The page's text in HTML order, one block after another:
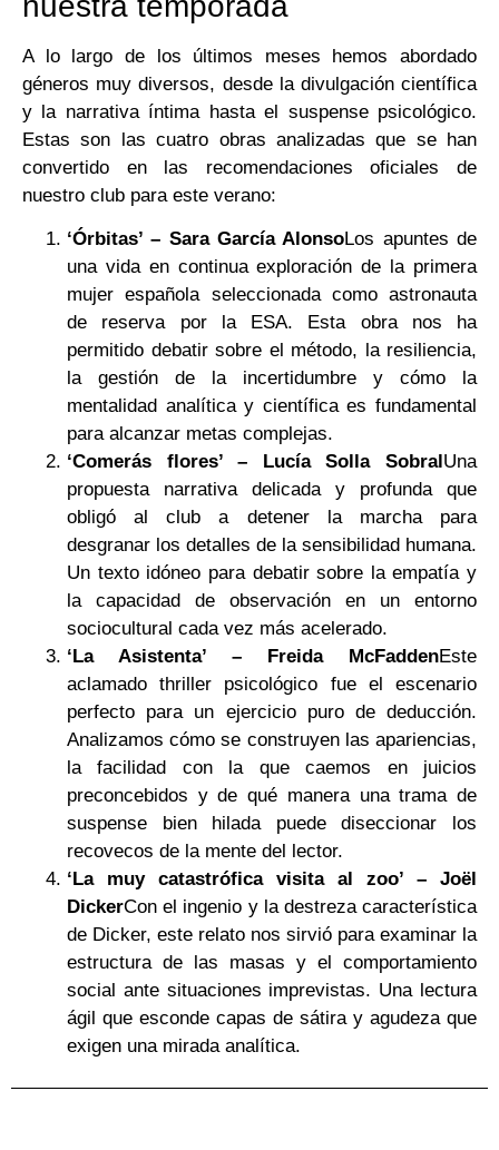
A lo largo de los últimos meses hemos abordado
géneros muy diversos, desde la divulgación científica
y la narrativa íntima hasta el suspense psicológico.
Estas son las cuatro obras analizadas que se han
convertido en las recomendaciones oficiales de
nuestro club para este verano:
‘Órbitas’ – Sara García AlonsoLos apuntes de
una vida en continua exploración de la primera
mujer española seleccionada como astronauta
de reserva por la ESA. Esta obra nos ha
permitido debatir sobre el método, la resiliencia,
la gestión de la incertidumbre y cómo la
mentalidad analítica y científica es fundamental
para alcanzar metas complejas.
‘Comerás flores’ – Lucía Solla Sobral Una
propuesta narrativa delicada y profunda que
obligó al club a detener la marcha para
desgranar los detalles de la sensibilidad humana.
Un texto idóneo para debatir sobre la empatía y
la capacidad de observación en un entorno
sociocultural cada vez más acelerado.
‘La Asistenta’ – Freida McFaddenEste
aclamado thriller psicológico fue el escenario
perfecto para un ejercicio puro de deducción.
Analizamos cómo se construyen las apariencias,
la facilidad con la que caemos en juicios
preconcebidos y de qué manera una trama de
suspense bien hilada puede diseccionar los
recovecos de la mente del lector.
‘La muy catastrófica visita al zoo’ – Joël
DickerCon el ingenio y la destreza característica
de Dicker, este relato nos sirvió para examinar la
estructura de las masas y el comportamiento
social ante situaciones imprevistas. Una lectura
ágil que esconde capas de sátira y agudeza que
exigen una mirada analítica.